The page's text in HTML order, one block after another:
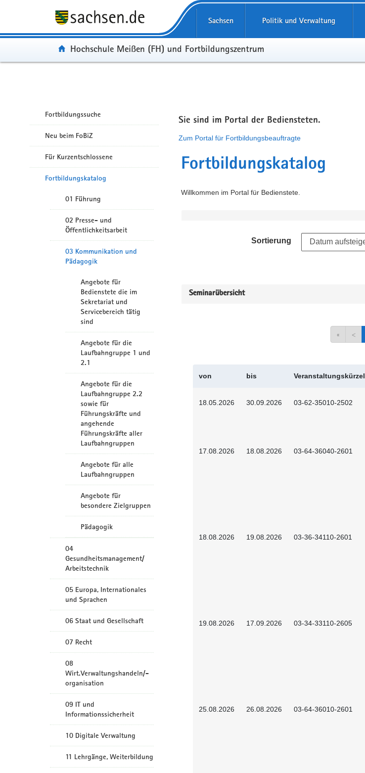
Sachsen Politik und Verwaltung
Portal:
Hochschule Meißen (FH) und Fortbildungszentrum
Fortbildungssuche
Neu beim FoBiZ
Für Kurzentschlossene
Fortbildungskatalog
01 Führung
02 Presse- und
Öffentlichkeitsarbeit
03 Kommunikation und
Pädagogik
Angebote für
Bedienstete die im
Sekretariat und
Servicebereich tätig
sind
Angebote für die
Laufbahngruppe 1 und
2.1
Angebote für die
Laufbahngruppe 2.2
sowie für
Führungskräfte und
angehende
Führungskräfte aller
Laufbahngruppen
Angebote für alle
Laufbahngruppen
Angebote für
besondere Zielgruppen
Pädagogik
04
Gesundheitsmanagement/
Arbeitstechnik
05 Europa, Internationales
und Sprachen
06 Staat und Gesellschaft
07 Recht
08
Wirt.Verwaltungshandeln/-
organisation
09 IT und
Informationssicherheit
10 Digitale Verwaltung
11 Lehrgänge, Weiterbildung
Sie sind im Portal der Bediensteten.
Zum Portal für Fortbildungsbeauftragte
Fortbildungskatalog
Willkommen im Portal für Bedienstete.
Sortierung
Seminarübersicht
« <
von bis Veranstaltungskürzel
18.05.2026 30.09.2026 03-62-35010-2502
17.08.2026 18.08.2026 03-64-36040-2601
18.08.2026 19.08.2026 03-36-34110-2601
19.08.2026 17.09.2026 03-34-33110-2605
25.08.2026 26.08.2026 03-64-36010-2601